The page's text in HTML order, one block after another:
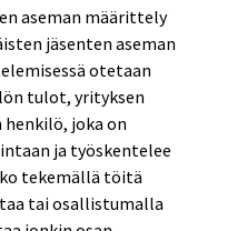
aseman määrittely
jäsenten aseman
otetaan
tulot, yrityksen
joka on
ja työskentelee
tekemällä töitä
tai osallistumalla